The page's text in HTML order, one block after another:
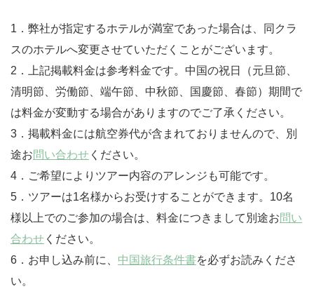
1．弊社が指定するホテルが満室であった場合は、同クラ
スのホテルへ変更させていただくことがございます。
2．上記掲載料金は参考料金です。中国の祝日（元旦節、
清明節、労働節、端午節、中秋節、国慶節、春節）期間で
は料金が変動する場合がありますのでご了承ください。
3．掲載料金には航空券代が含まれておりませんので、別
途お問い合わせ ください。
4．ご希望によりツアー内容のアレンジも可能です。
5．ツアーは1名様からお受けすることができます。10名
様以上でのご参加の場合は、料金につきまして別途お問い
合わせ ください。
6．お申し込み前に、 中国旅行条件書を必ずお読みくださ
い。